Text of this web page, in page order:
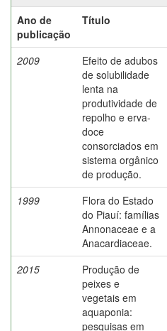
Ano de
publicação
Título
2009
Efeito de adubos
de solubilidade
lenta na
produtividade de
repolho e erva-
doce
consorciados em
sistema orgânico
de produção.
1999
Flora do Estado
do Piauí: famílias
Annonaceae e a
Anacardiaceae.
2015
Produção de
peixes e
vegetais em
aquaponia:
pesquisas em